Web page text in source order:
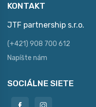
KONTAKT
JTF partnership s.r.o.
(+421) 908 700 612
Napíšte nám
SOCIÁLNE SIETE